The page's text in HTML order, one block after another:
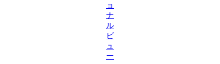
ョ
ナ
ル
ビ
ュ
ー